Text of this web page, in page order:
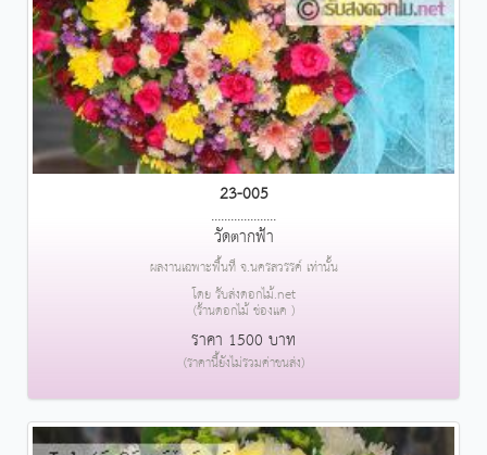
23-005
....................
วัดตากฟ้า
ผลงานเฉพาะพื้นที่ จ.นครสวรรค์ เท่านั้น
โดย รับส่งดอกไม้.net
(ร้านดอกไม้ ช่องแค )
ราคา 1500 บาท
(ราคานี้ยังไม่รวมค่าขนส่ง)